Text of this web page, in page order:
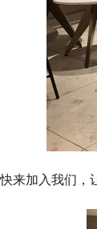
快来加入我们，